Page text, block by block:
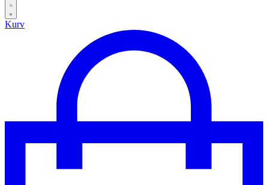
Search
open
Kurv